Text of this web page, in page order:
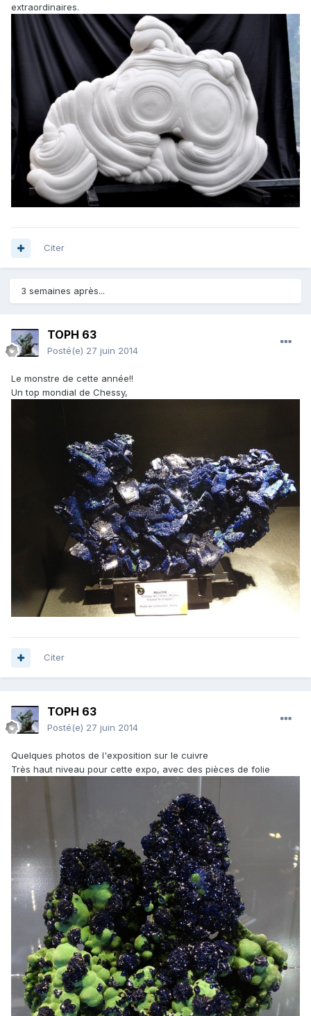
extraordinaires.
Citer
3 semaines après...
TOPH 63
Posté(e) 27 juin 2014
Le monstre de cette année!!
Un top mondial de Chessy,
Citer
TOPH 63
Posté(e) 27 juin 2014
Quelques photos de l'exposition sur le cuivre
Très haut niveau pour cette expo, avec des pièces de folie